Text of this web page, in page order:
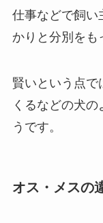
仕事などで飼い
かりと分別をも
賢いという点で
くるなどの犬
うです。
オス・メスの